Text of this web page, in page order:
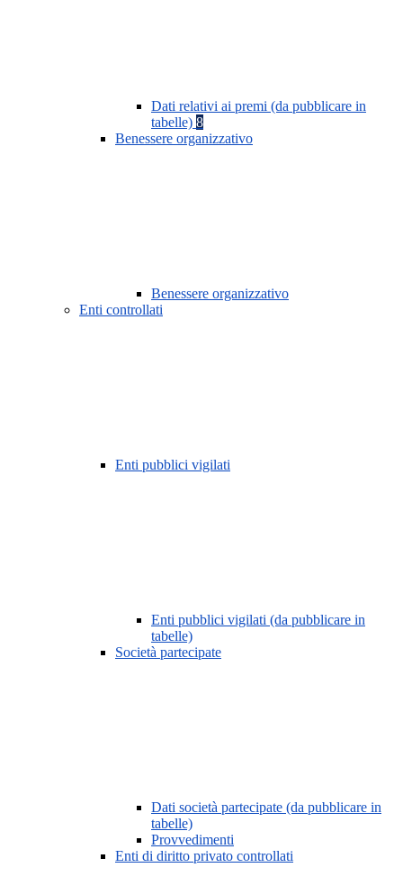
Dati relativi ai premi (da pubblicare in
tabelle) 8
Benessere organizzativo
Benessere organizzativo
Enti controllati
Enti pubblici vigilati
Enti pubblici vigilati (da pubblicare in
tabelle)
Società partecipate
Dati società partecipate (da pubblicare in
tabelle)
Provvedimenti
Enti di diritto privato controllati